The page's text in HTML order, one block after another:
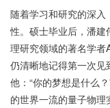
随着学习和研究的深
性。硕士毕业后，潘
理研究领域的著名学
仍清晰地记得第一次
他：“你的梦想是什么
的世界一流的量子物